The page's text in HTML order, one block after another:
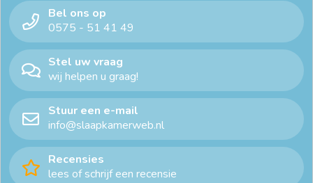
Bel ons op
0575 - 51 41 49
Stel uw vraag
wij helpen u graag!
Stuur een e-mail
info@slaapkamerweb.nl
Recensies
lees of schrijf een recensie